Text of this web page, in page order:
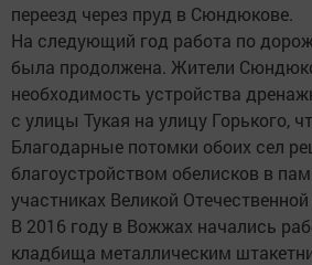
переезд через пруд в Сюндюкове.
На следующий год работа по
была продолжена. Жители
необходимость устройства
с улицы Тукая на улицу Горького,
Благодарные потомки обоих сел
благоустройством обелисков в
участниках Великой
В 2016 году в Вожжах начались
кладбища металлическим